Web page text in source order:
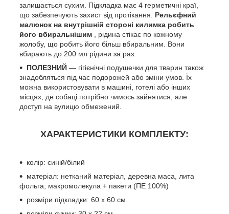
залишається сухим. Підкладка має 4 герметичні краї,
що забезпечують захист від протікання. Рельєфний
малюнок на внутрішній стороні килимка робить
його вбиральнішим , рідина стікає по кожному
жолобу, що робить його більш вбиральним. Вони
вбирають до 200 мл рідини за раз.
ПОЛЕЗНИЙ — гігієнічні подушечки для тварин також
знадобляться під час подорожей або зміни умов. Їх
можна використовувати в машині, готелі або інших
місцях, де собаці потрібно чимось зайнятися, але
доступ на вулицю обмежений.
ХАРАКТЕРИСТИКИ КОМПЛЕКТУ:
колір: синій/білий
матеріал: нетканий матеріал, деревна маса, лита
фольга, макромолекула + пакети (ПЕ 100%)
розміри підкладки: 60 х 60 см.